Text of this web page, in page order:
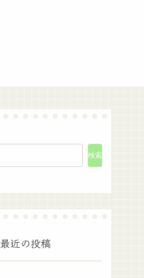
検索
最近の投稿